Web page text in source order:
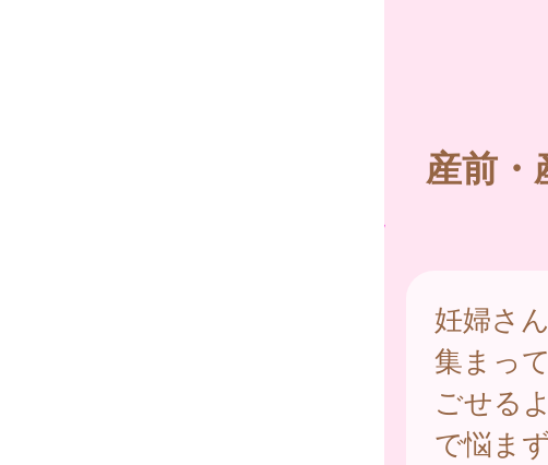
産前・
妊婦さ
集まっ
ごせる
で悩ま